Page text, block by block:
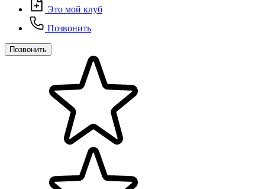
Это мой клуб
Позвонить
Позвонить